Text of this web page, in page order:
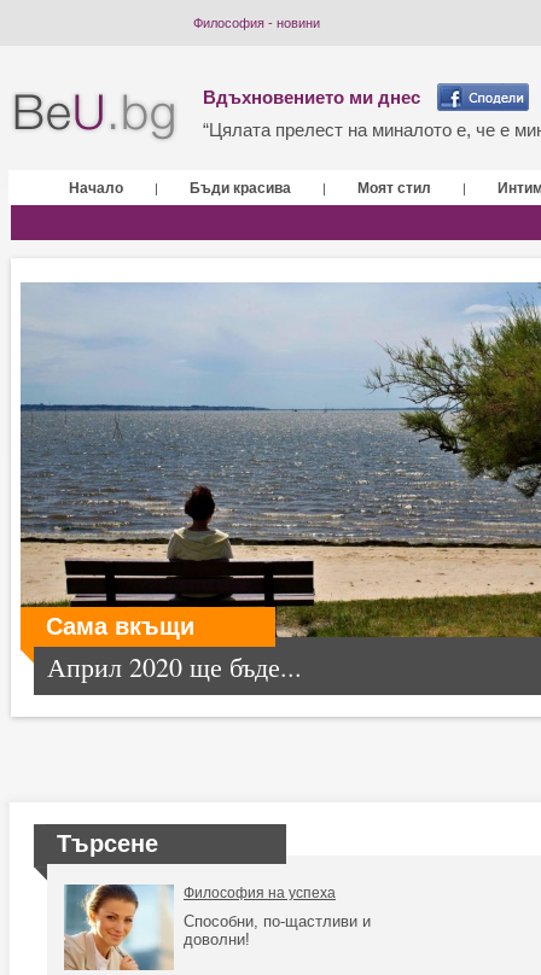
Философия - новини
Вдъхновението ми днес
“Цялата прелест на миналото е, че е
Начало | Бъди красива | Моят стил |
Сама вкъщи
Април 2020 ще бъде...
Търсене
Философия на успеха
Способни, по-щастливи и
доволни!